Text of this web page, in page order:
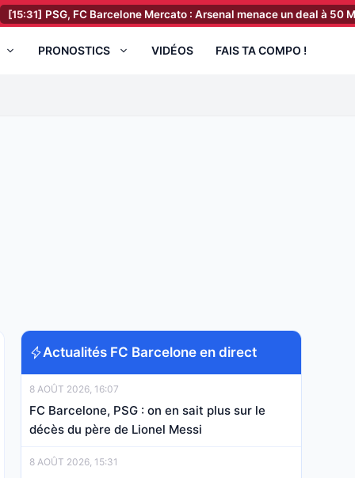
PSG, FC Barcelone Mercato : Arsenal menace un deal à 50 M€ !
PRONOSTICS VIDÉOS FAIS TA COMPO !
Actualités FC Barcelone en direct
8 AOÛT 2026, 16:07
FC Barcelone, PSG : on en sait plus sur le
décès du père de Lionel Messi
8 AOÛT 2026, 15:31